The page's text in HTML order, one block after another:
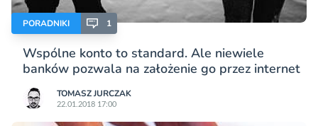
PORADNIKI 1
Wspólne konto to standard. Ale niewiele
banków pozwala na założenie go przez internet
TOMASZ JURCZAK
22.01.2018 17:00